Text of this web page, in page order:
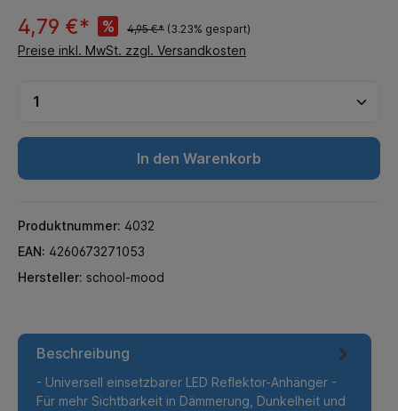
4,79 €* % 4,95 €* (3.23% gespart)
Preise inkl. MwSt. zzgl. Versandkosten
In den Warenkorb
Produktnummer: 4032
EAN: 4260673271053
Hersteller: school-mood
Beschreibung
- Universell einsetzbarer LED Reflektor-Anhänger -
Für mehr Sichtbarkeit in Dämmerung, Dunkelheit und